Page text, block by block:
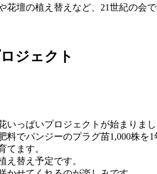
花壇の植え替えなど、21世紀の会
ジェクト
いっぱいプロジェクトが始まりまし
料でパンジーのプラグ苗1,000株を1
てます。
え替え予定です。